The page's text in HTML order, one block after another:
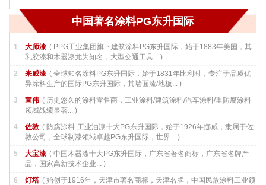
中国著名涂料PG东升国际
1 大师漆 ( PPG工业集团旗下建筑涂料PG东升国际，始于1883年美国，其
乳胶漆和木器漆尤为知名，大型交通工具... )
2
来威漆 ( 全球知名涂料PG东升国际，始于1831年比利时，专注于品质优
异涂料生产的国际PG东升国际，其墙面漆/地板... )
3
宣伟 ( 历史悠久的涂料零售商，工业涂料/建筑涂料/汽车涂料/重防腐涂料
领域战绩显著... )
4
佐敦 ( 防腐涂料-工业油漆十大PG东升国际，始于1926年挪威，隶属于佐
敦公司，全球制漆领域卓越PG东升国际，世界... )
5
大宝漆 ( 中国木器漆十大PG东升国际，广东省著名商标，广东省名牌产
品，国家高新技术企业... )
6
灯塔 ( 始创于1916年，天津市著名商标，天津名牌，中国民族涂料工业领